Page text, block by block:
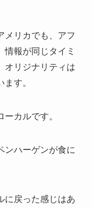
メリカでも、アフ
情報が同じタイミ
オリジナリティは
す。
カルです。
ンハーゲンが食に
に戻った感じはあ